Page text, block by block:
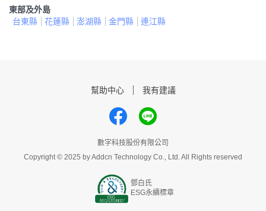
東部及外島
台東縣
花蓮縣 澎湖縣 金門縣 連江縣
幫助中心 我有建議
數字科技股份有限公司
Copyright © 2025 by Addcn Technology Co., Ltd. All Rights reserved
鄧白氏
ESG永續標章